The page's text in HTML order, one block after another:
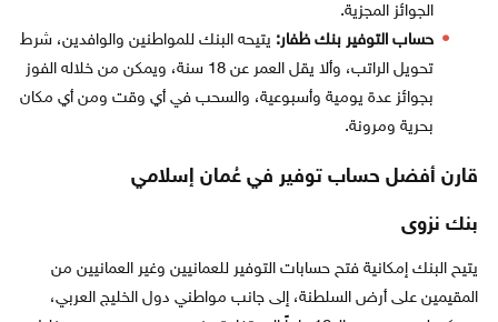
الجوائز المجزية.
حساب التوفير بنك ظفار: يتيحه البنك للمواطنين والوافدين، شرط
تحويل الراتب، وألا يقل العمر عن 18 سنة، ويمكن من خلاله الفوز
بجوائز عدة يومية وأسبوعية، والسحب في أي وقت ومن أي مكان
بحرية ومرونة.
قارن أفضل حساب توفير في عُمان إسلامي
بنك نزوى
يتيح البنك إمكانية فتح حسابات التوفير للعمانيين وغير العمانيين من
المقيمين على أرض السلطنة، إلى جانب مواطني دول الخليج العربي،